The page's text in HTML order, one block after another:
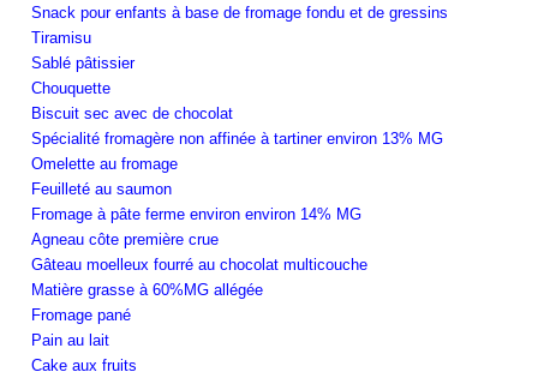
Snack pour enfants à base de fromage fondu et de gressins
Tiramisu
Sablé pâtissier
Chouquette
Biscuit sec avec de chocolat
Spécialité fromagère non affinée à tartiner environ 13% MG
Omelette au fromage
Feuilleté au saumon
Fromage à pâte ferme environ environ 14% MG
Agneau côte première crue
Gâteau moelleux fourré au chocolat multicouche
Matière grasse à 60%MG allégée
Fromage pané
Pain au lait
Cake aux fruits